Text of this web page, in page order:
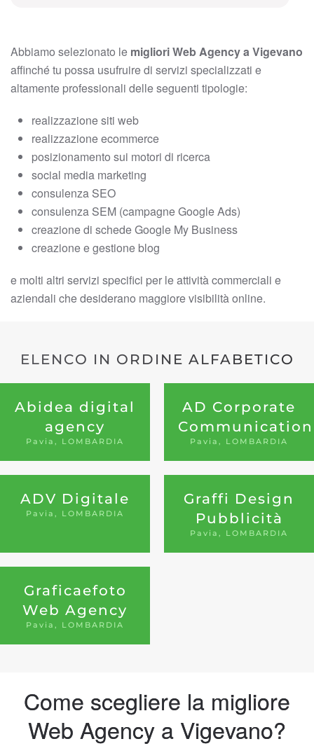
Abbiamo selezionato le migliori Web Agency a Vigevano
affinché tu possa usufruire di servizi specializzati e
altamente professionali delle seguenti tipologie:
realizzazione siti web
realizzazione ecommerce
posizionamento sui motori di ricerca
social media marketing
consulenza SEO
consulenza SEM (campagne Google Ads)
creazione di schede Google My Business
creazione e gestione blog
e molti altri servizi specifici per le attività commerciali e
aziendali che desiderano maggiore visibilità online.
ELENCO IN ORDINE ALFABETICO
Abidea digital
agency
Pavia, LOMBARDIA
AD Corporate
Communication
Pavia, LOMBARDIA
ADV Digitale
Pavia, LOMBARDIA
Graffi Design
Pubblicità
Pavia, LOMBARDIA
Graficaefoto
Web Agency
Pavia, LOMBARDIA
Come scegliere la migliore
Web Agency a Vigevano?